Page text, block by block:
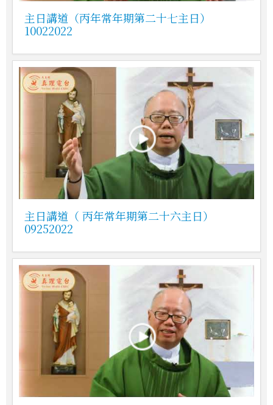
主日講道（丙年常年期第二十七主日）
10022022
主日講道（ 丙年常年期第二十六主日）
09252022